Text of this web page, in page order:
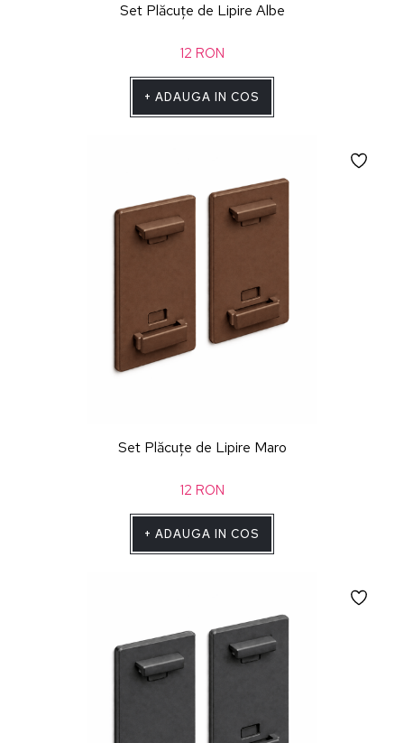
Set Plăcuțe de Lipire Albe
12 RON
+ ADAUGA IN COS
Set Plăcuțe de Lipire Maro
12 RON
+ ADAUGA IN COS